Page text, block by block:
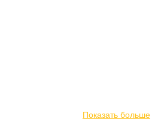
Показать больше